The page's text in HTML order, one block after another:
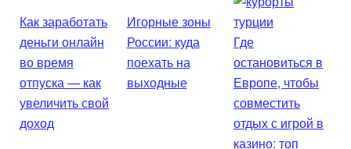
Как заработать
деньги онлайн
во время
отпуска — как
увеличить свой
доход
Игорные зоны
России: куда
поехать на
выходные
Где
остановиться в
Европе, чтобы
совместить
отдых с игрой в
казино: топ